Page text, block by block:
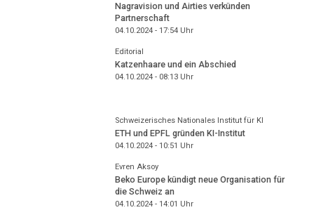
Nagravision und Airties verkünden
Partnerschaft
04.10.2024 - 17:54Uhr
Editorial
Katzenhaare und ein Abschied
04.10.2024 - 08:13Uhr
Schweizerisches Nationales Institut für KI
ETH und EPFL gründen KI-Institut
04.10.2024 - 10:51 Uhr
Evren Aksoy
Beko Europe kündigt neue Organisation für
die Schweiz an
04.10.2024 - 14:01 Uhr